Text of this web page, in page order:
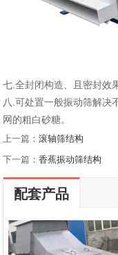
七.全封闭构造、且密封效
八.可处置一般振动筛解决
网的粗白砂糖。
上一篇：滚轴筛结构
下一篇：香蕉振动筛结构
配套产品